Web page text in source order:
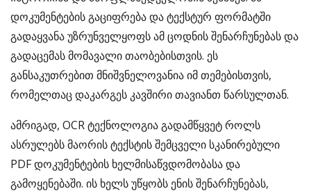
დოკუმენტების გაციფრება და ტექსტურ ფორმატში
გადაყვანა უზრუნველყოფს ამ ცოდნის შენარჩუნებას და
გადაცემას მომავალი თაობებისთვის. ეს
განსაკუთრებით მნიშვნელოვანია იმ თემებისთვის,
რომელთაც დაკარგეს კავშირი თავიანთ წარსულთან.
ამრიგად, OCR ტექნოლოგია გადამწყვეტ როლს
ასრულებს მაორის ტექსტის შემცველი სკანირებული
PDF დოკუმენტების ხელმისაწვდომობასა და
გამოყენებაში. ის ხელს უწყობს ენის შენარჩუნებას,